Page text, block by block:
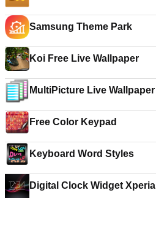
Samsung Theme Park
Koi Free Live Wallpaper
MultiPicture Live Wallpaper
Free Color Keypad
Keyboard Word Styles
Digital Clock Widget Xperia